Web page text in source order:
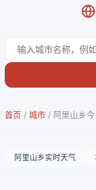
首页 / 城市 / 阿里山乡
阿里山乡实时天气